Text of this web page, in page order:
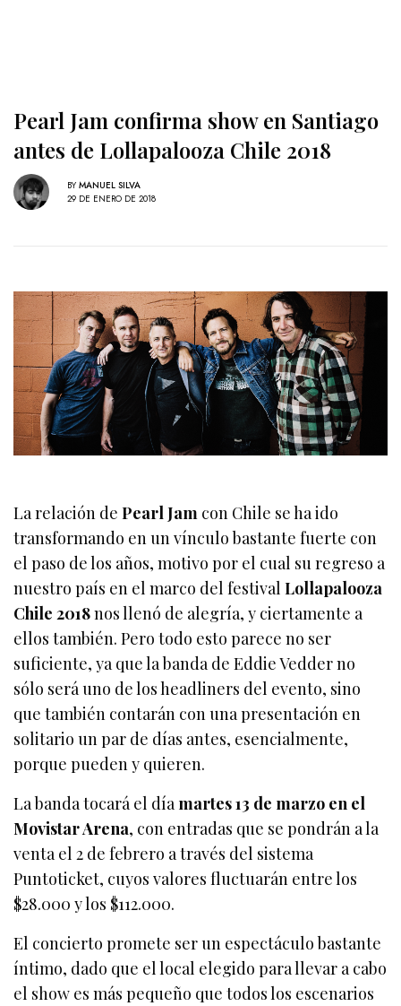
Pearl Jam confirma show en Santiago
antes de Lollapalooza Chile 2018
BY MANUEL SILVA
29 DE ENERO DE 2018
La relación dePearl Jam con Chile se ha ido
transformando en un vínculo bastante fuerte con
el paso de los años, motivo por el cual su regreso a
nuestro país en el marco del festivalLollapalooza
Chile 2018nos llenó de alegría, y ciertamente a
ellos también. Pero todo esto parece no ser
suficiente, ya que la banda de Eddie Vedder no
sólo será uno de los headliners del evento, sino
que también contarán con una presentación en
solitario un par de días antes, esencialmente,
porque pueden y quieren.
La banda tocará el díamartes 13 de marzo en el
Movistar Arena, con entradas que se pondrán a la
venta el 2 de febrero a través del sistema
Puntoticket, cuyos valores fluctuarán entre los
$28.000 y los $112.000.
El concierto promete ser un espectáculo bastante
íntimo, dado que el local elegido para llevar a cabo
el show es más pequeño que todos los escenarios